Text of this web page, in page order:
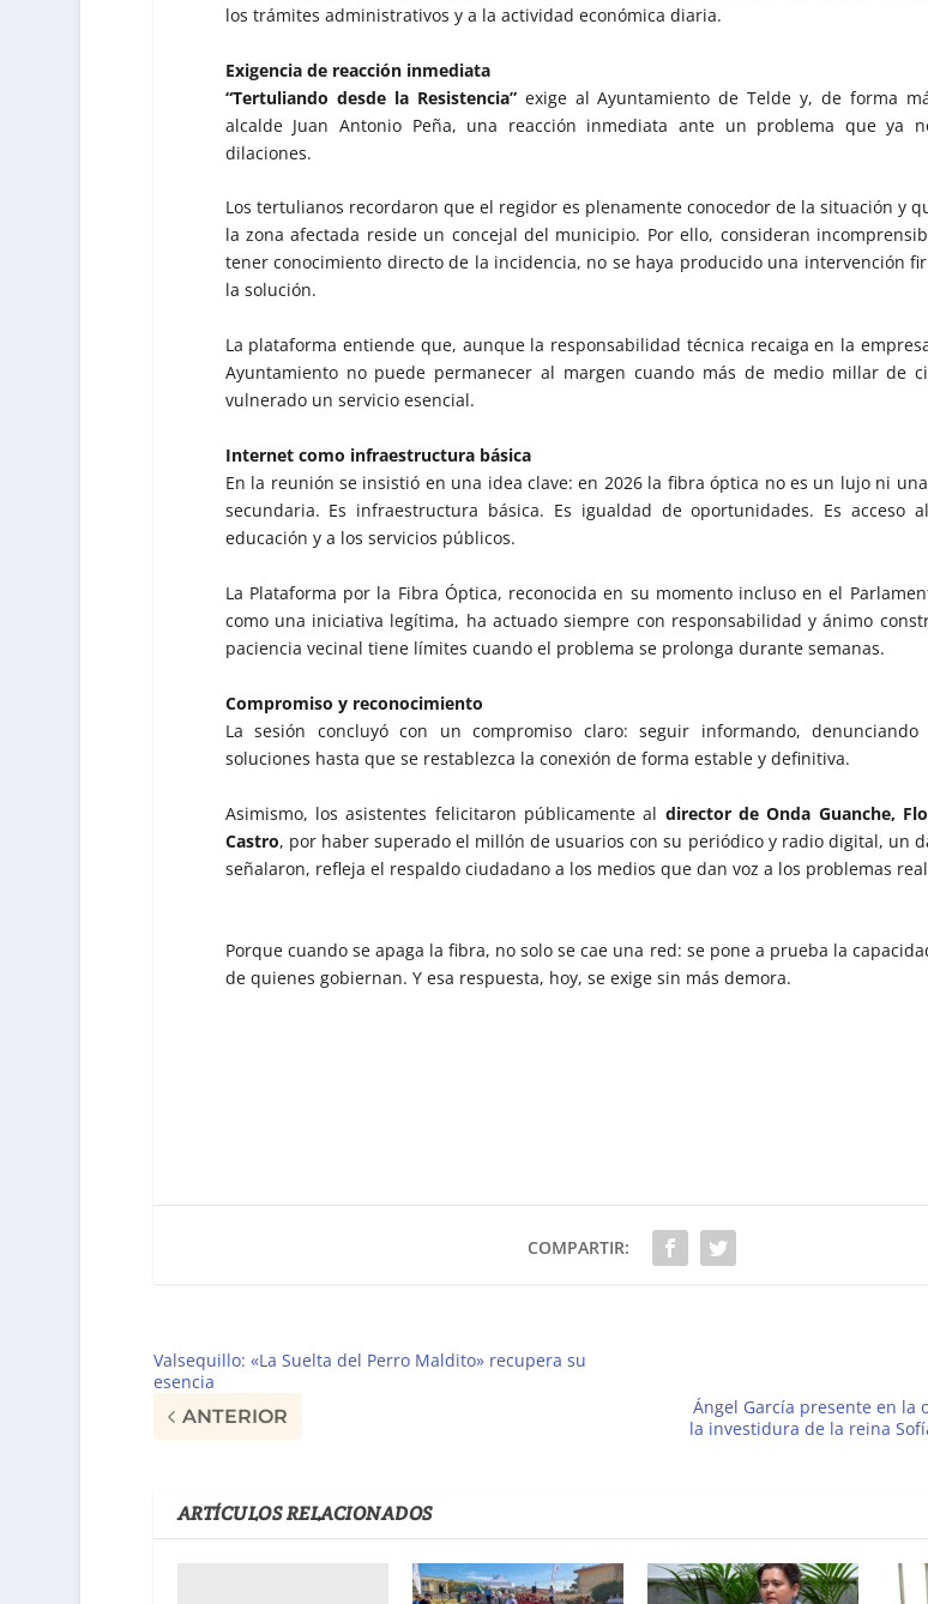
los trámites administrativos y a la actividad económica diaria.
Exigencia de reacción inmediata
“Tertuliando desde la Resistencia”exige al Ayuntamiento de Telde y, de forma
alcalde Juan Antonio Peña, una reacción inmediata ante un problema que ya
dilaciones.
Los tertulianos recordaron que el regidor es plenamente conocedor de la situación y
la zona afectada reside un concejal del municipio. Por ello, consideran
tener conocimiento directo de la incidencia, no se haya producido una intervención
la solución.
La plataforma entiende que, aunque la responsabilidad técnica recaiga en la
Ayuntamiento no puede permanecer al margen cuando más de medio millar de
vulnerado un servicio esencial.
Internet como infraestructura básica
En la reunión se insistió en una idea clave: en 2026 la fibra óptica no es un lujo ni
secundaria. Es infraestructura básica. Es igualdad de oportunidades. Es acceso
educación y a los servicios públicos.
La Plataforma por la Fibra Óptica, reconocida en su momento incluso en el
como una iniciativa legítima, ha actuado siempre con responsabilidad y ánimo
paciencia vecinal tiene límites cuando el problema se prolonga durante semanas.
Compromiso y reconocimiento
La sesión concluyó con un compromiso claro: seguir informando, denunciando
soluciones hasta que se restablezca la conexión de forma estable y definitiva.
Asimismo, los asistentes felicitaron públicamente al director de Onda Guanche,
Castro, por haber superado el millón de usuarios con su periódico y radio digital, un
señalaron, refleja el respaldo ciudadano a los medios que dan voz a los problemas
Porque cuando se apaga la fibra, no solo se cae una red: se pone a prueba la
de quienes gobiernan. Y esa respuesta, hoy, se exige sin más demora.
COMPARTIR:
Valsequillo: «La Suelta del Perro Maldito» recupera su
esencia
ANTERIOR
Ángel García presente en la
la investidura de la reina
ARTÍCULOS RELACIONADOS